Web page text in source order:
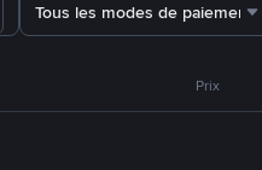
Tous les modes de paiement
Prix